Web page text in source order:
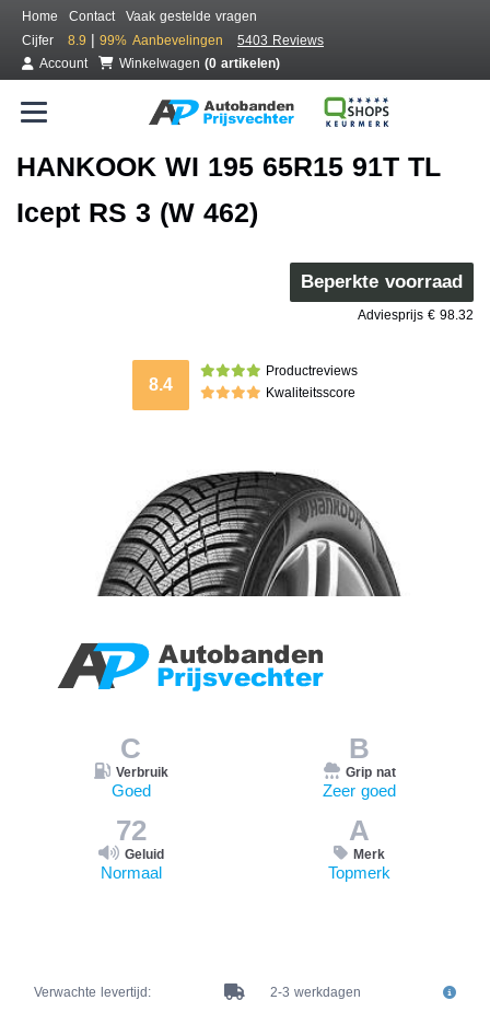
Home Contact
Vaak gestelde vragen
Cijfer
8.9 | 99% Aanbevelingen
5403 Reviews
Account
Winkelwagen (0 artikelen)
HANKOOK WI 195 65R15 91T TL
Icept RS 3 (W 462)
Beperkte voorraad
Adviesprijs € 98.32
8.4
Productreviews
Kwaliteitsscore
C
Verbruik
Goed
B
Grip nat
Zeer goed
72
Geluid
Normaal
A
Merk
Topmerk
Verwachte levertijd:
2-3 werkdagen